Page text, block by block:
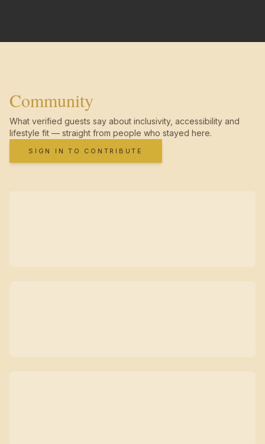
Community
What verified guests say about inclusivity, accessibility and
lifestyle fit — straight from people who stayed here.
SIGN IN TO CONTRIBUTE